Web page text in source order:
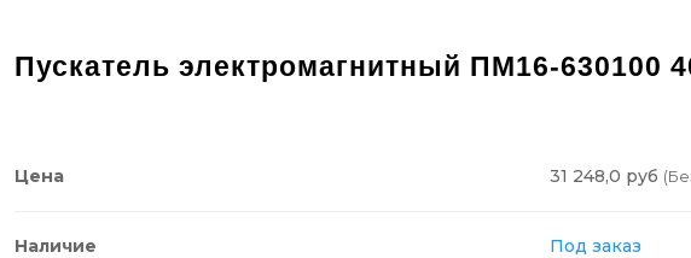
Пускатель электромагнитный ПМ16-630100
Цена 31 248,0 руб
Наличие Под заказ